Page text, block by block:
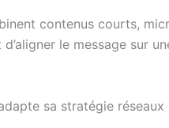
contenus courts,
le message sur
sa stratégie réseaux